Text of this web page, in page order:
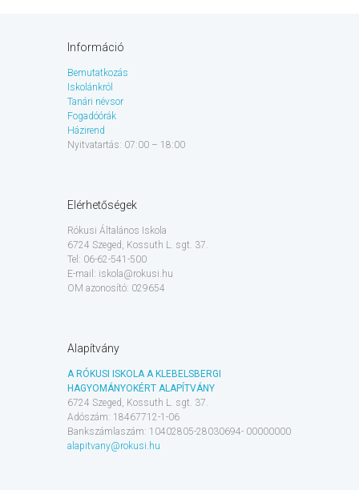
Információ
Bemutatkozás
Iskolánkról
Tanári névsor
Fogadóórák
Házirend
Nyitvatartás: 07:00 – 18:00
Elérhetőségek
Rókusi Általános Iskola
6724 Szeged, Kossuth L. sgt. 37.
Tel: 06-62-541-500
E-mail: iskola@rokusi.hu
OM azonosító: 029654
Alapítvány
A RÓKUSI ISKOLA A KLEBELSBERGI
HAGYOMÁNYOKÉRT ALAPÍTVÁNY
6724 Szeged, Kossuth L. sgt. 37.
Adószám: 18467712-1-06
Bankszámlaszám: 10402805-28030694- 00000000
alapitvany@rokusi.hu